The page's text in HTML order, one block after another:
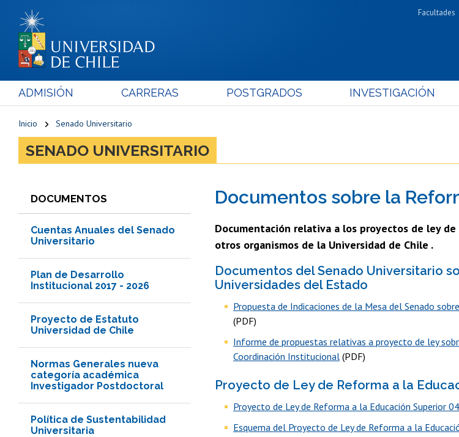
Facultades
Cs.
Cs.
Estudios
ADMISIÓN CARRERAS POSTGRADOS INVESTIGACIÓN
Inicio Senado Universitario
SENADO UNIVERSITARIO
DOCUMENTOS
Cuentas Anuales del Senado
Universitario
Plan de Desarrollo
Institucional 2017 - 2026
Proyecto de Estatuto
Universidad de Chile
Normas Generales nueva
categoría académica
Investigador Postdoctoral
Política de Sustentabilidad
Universitaria
Documentos sobre la
Documentación relativa a los proyectos de ley
otros organismos de la Universidad de Chile .
Documentos del Senado Universitario
Universidades del Estado
Propuesta de Indicaciones de la Mesa del Senado
(PDF)
Informe de propuestas relativas a proyecto de ley
Coordinación Institucional (PDF)
Proyecto de Ley de Reforma a la
Proyecto de Ley de Reforma a la Educación Superior
Esquema del Proyecto de Ley de Reforma a la